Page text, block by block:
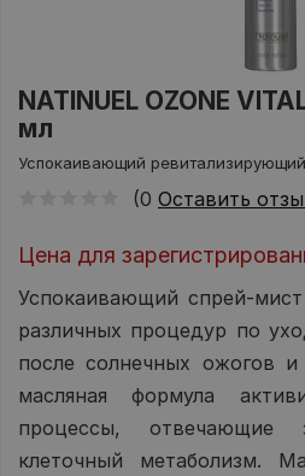
NATINUEL OZONE
мл
Успокаивающий
(0 Оставить
Цена для
Успокаивающий спрей-
различных процедур по
после солнечных ожогов и
масляная формула
процессы, отвечающие
клеточный метаболизм.